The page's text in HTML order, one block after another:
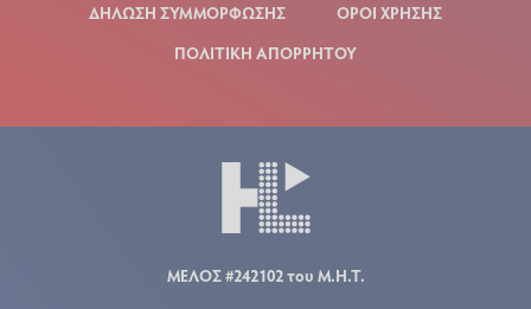
ΔΗΛΩΣΗ ΣΥΜΜΟΡΦΩΣΗΣ
ΟΡΟΙ ΧΡΗΣΗΣ
ΠΟΛΙΤΙΚΗ ΑΠΟΡΡΗΤΟΥ
ΜΕΛΟΣ #242102 του Μ.Η.Τ.